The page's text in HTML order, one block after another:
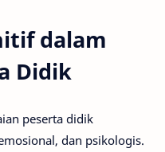
dalam
Didik
peserta didik
dan psikologis.